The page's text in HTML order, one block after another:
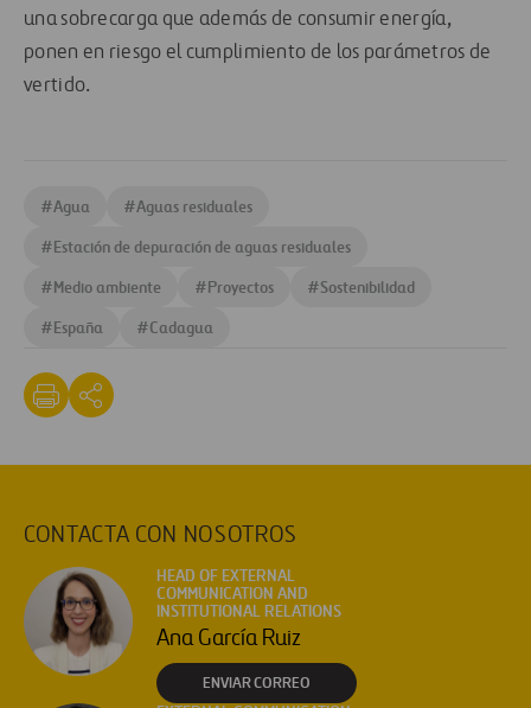
una sobrecarga que además de consumir energía,
ponen en riesgo el cumplimiento de los parámetros de
vertido.
#Agua #Aguas residuales
#Estación de depuración de aguas residuales
#Medio ambiente #Proyectos #Sostenibilidad
#España #Cadagua
CONTACTA CON NOSOTROS
HEAD OF EXTERNAL
COMMUNICATION AND
INSTITUTIONAL RELATIONS
Ana García Ruiz
ENVIAR CORREO